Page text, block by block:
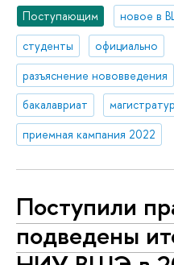
Поступающим
новое в
студенты
официально
разъяснение нововведения
бакалавриат
приемная кампания 2022
Поступили
подведены